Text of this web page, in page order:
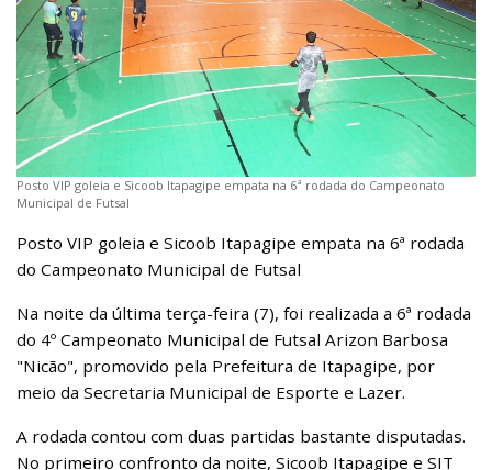
Posto VIP goleia e Sicoob Itapagipe empata na 6ª rodada do Campeonato
Municipal de Futsal
Posto VIP goleia e Sicoob Itapagipe empata na 6ª rodada
do Campeonato Municipal de Futsal
Na noite da última terça-feira (7), foi realizada a 6ª rodada
do 4º Campeonato Municipal de Futsal Arizon Barbosa
"Nicão", promovido pela Prefeitura de Itapagipe, por
meio da Secretaria Municipal de Esporte e Lazer.
A rodada contou com duas partidas bastante disputadas.
No primeiro confronto da noite, Sicoob Itapagipe e SIT